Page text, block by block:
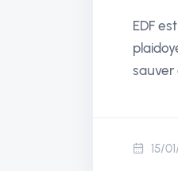
EDF
sauver
15/